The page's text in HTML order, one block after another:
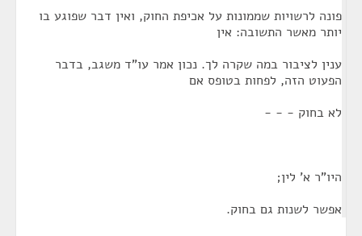
פונה לרשויות שממונות על אכיפת החוק, ואין דבר שפוגע בו
יותר מאשר התשובה: אין
ענין לציבור במה שקרה לך. נכון אמר עו"ד משגב, בדבר
הפעוט הזה, לפחות בטופס אם
לא בחוק - - -
היו"ר א' לין;
אפשר לשנות גם בחוק.